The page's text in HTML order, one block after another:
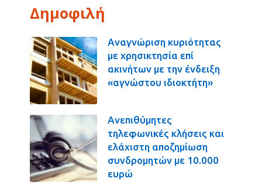
Δημοφιλή
Αναγνώριση κυριότητας
με χρησικτησία επί
ακινήτων με την ένδειξη
«αγνώστου ιδιοκτήτη»
Ανεπιθύμητες
τηλεφωνικές κλήσεις και
ελάχιστη αποζημίωση
συνδρομητών με 10.000
ευρώ